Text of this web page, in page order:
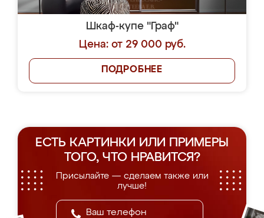
Шкаф-купе "Граф"
Цена: от 29 000 руб.
ПОДРОБНЕЕ
ЕСТЬ КАРТИНКИ ИЛИ ПРИМЕРЫ
ТОГО, ЧТО НРАВИТСЯ?
Присылайте — сделаем также или
лучше!